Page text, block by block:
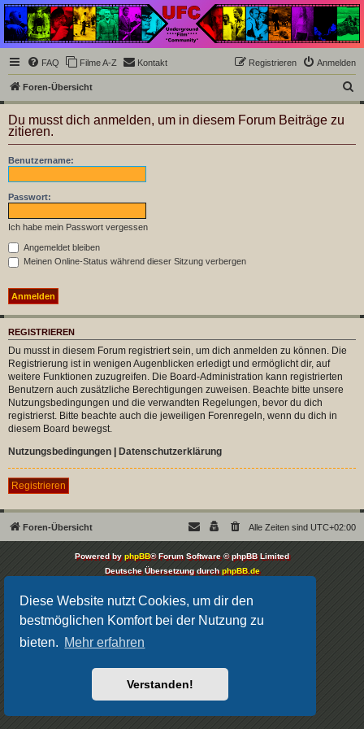
Diese Website nutzt Cookies, um dir den
bestmöglichen Komfort bei der Nutzung zu
bieten. Mehr erfahren
Verstanden!
Underground Film
Community
Die Underground Film Community ist ein deutschsprachiges Filmforum und ein Paradies
für Cineasten und Filmsüchtige jenseits des Mainstreams.
FAQ Filme A-Z Kontakt Anmelden
Registrieren
Foren-Übersicht
u
h
Du musst dich anmelden, um in diesem Forum Beiträge zu
zitieren.
Benutzername:
Passwort:
Ich habe mein Passwort vergessen
Angemeldet bleiben
Meinen Online-Status während dieser Sitzung verbergen
REGISTRIEREN
Du musst in diesem Forum registriert sein, um dich anmelden zu können. Die
Registrierung ist in wenigen Augenblicken erledigt und ermöglicht dir, auf
weitere Funktionen zuzugreifen. Die Board-Administration kann registrierten
Benutzern auch zusätzliche Berechtigungen zuweisen. Beachte bitte unsere
Nutzungsbedingungen und die verwandten Regelungen, bevor du dich
registrierst. Bitte beachte auch die jeweiligen Forenregeln, wenn du dich in
diesem Board bewegst.
Nutzungsbedingungen
Datenschutzerklärung
Registrieren
Foren-Übersicht Alle Zeiten sind UTC+02:00
Powered byphpBB® Forum Software © phpBB Limited
Deutsche Übersetzung durchphpBB.de